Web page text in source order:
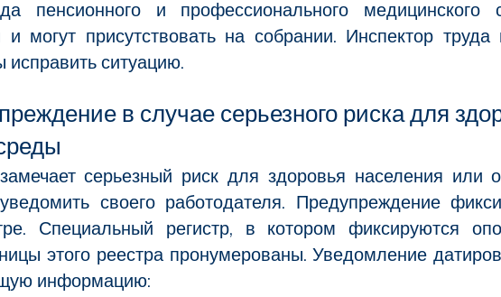
пенсионного и профессионального медицинского
могут присутствовать на собрании. Инспектор труда
исправить ситуацию.
в случае серьезного риска для
серьезный риск для здоровья населения
своего работодателя. Предупреждение
Специальный регистр, в котором фиксируются
этого реестра пронумерованы. Уведомление
информацию: